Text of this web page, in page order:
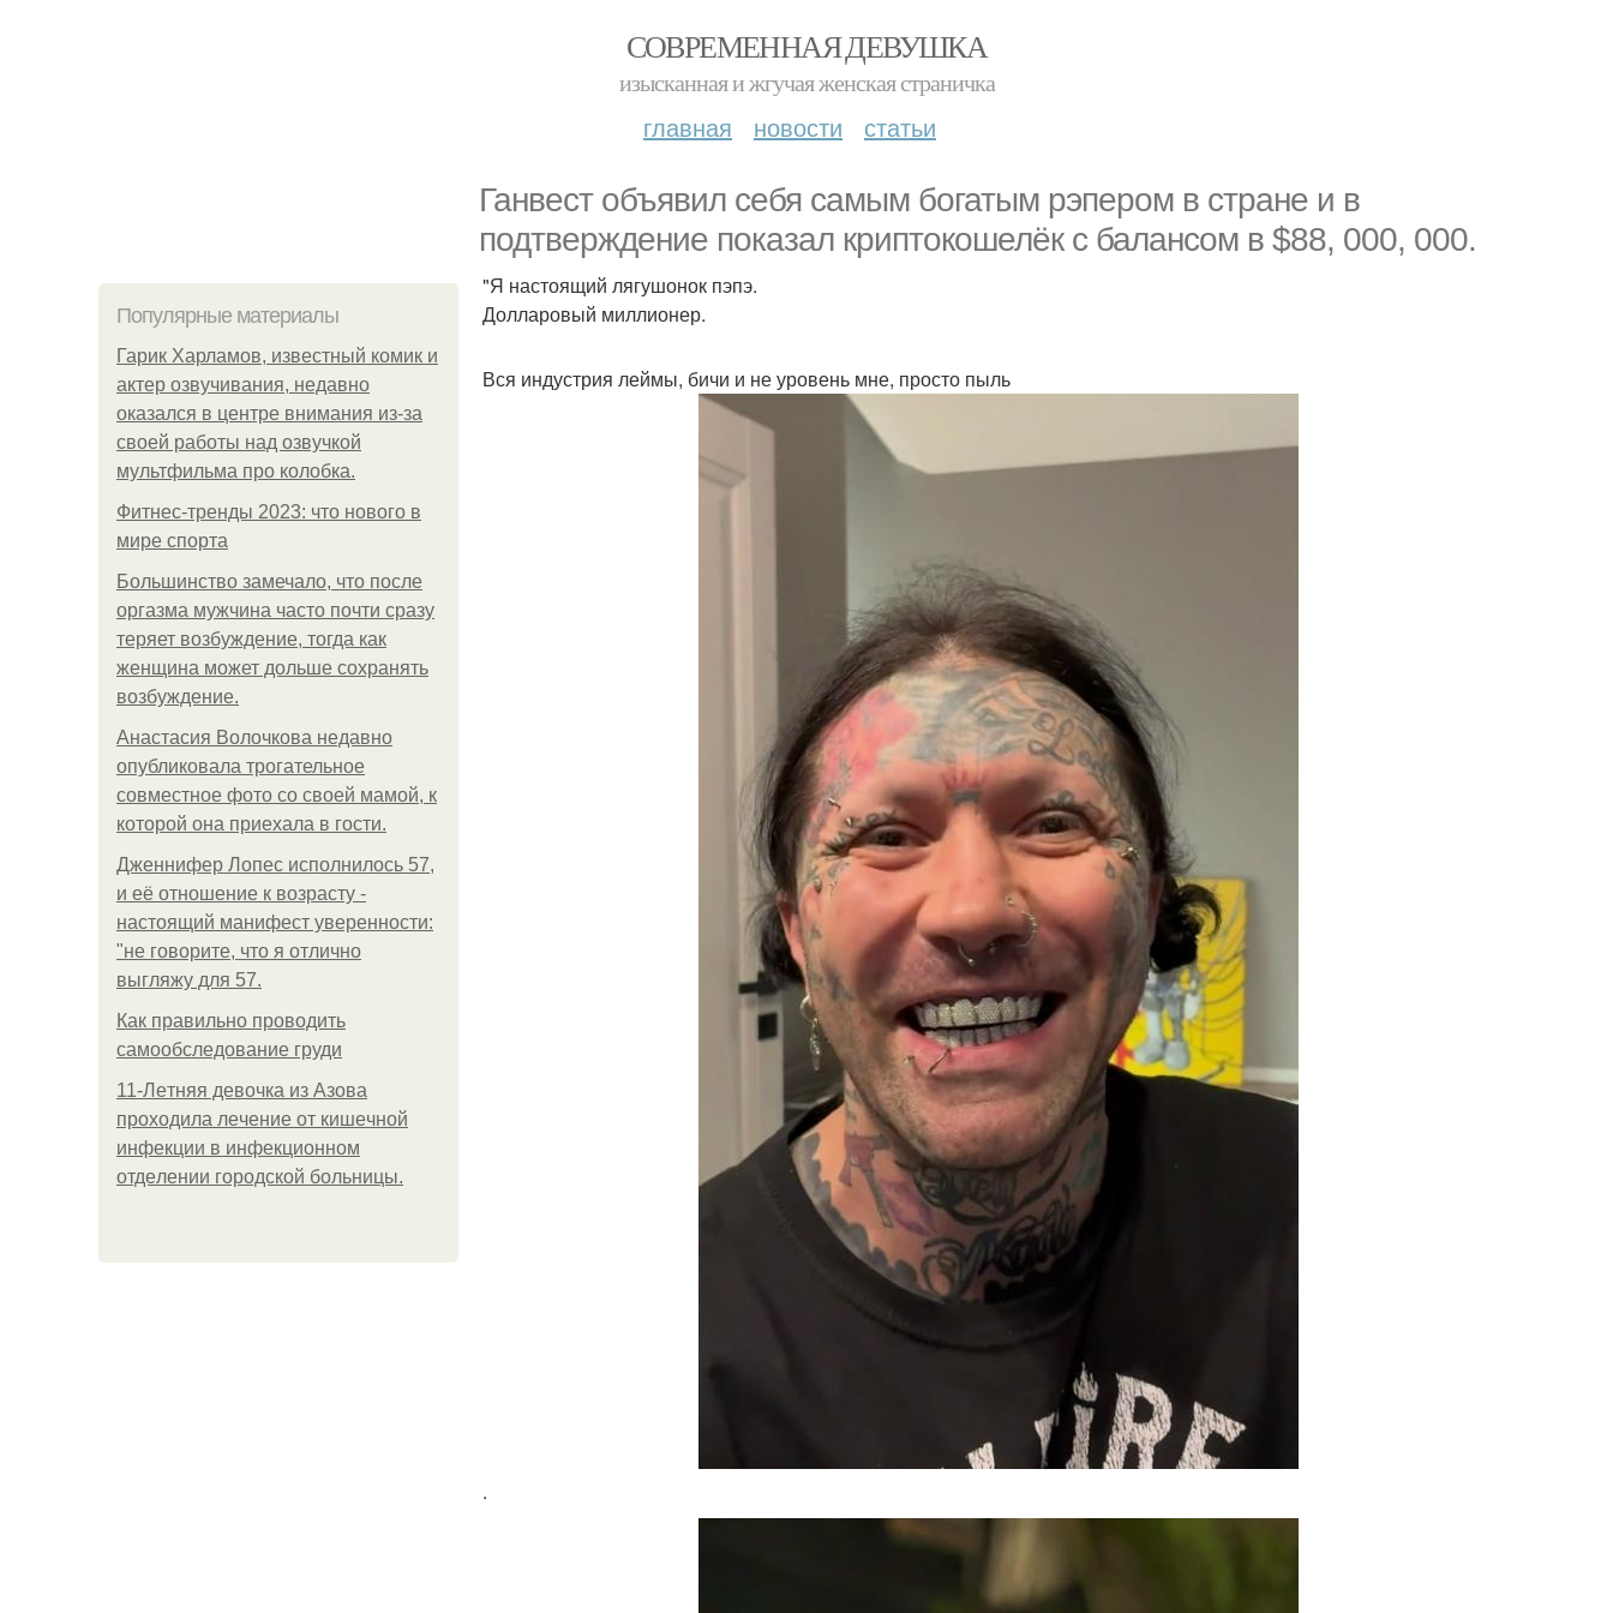
СОВРЕМЕННАЯ ДЕВУШКА
изысканная и жгучая женская страничка
главная новости статьи
Ганвест объявил себя самым богатым рэпером в стране и в
подтверждение показал криптокошелёк с балансом в $88, 000, 000.
Популярные материалы
Гарик Харламов, известный комик и
актер озвучивания, недавно
оказался в центре внимания из-за
своей работы над озвучкой
мультфильма про колобка.
Фитнес-тренды 2023: что нового в
мире спорта
Большинство замечало, что после
оргазма мужчина часто почти сразу
теряет возбуждение, тогда как
женщина может дольше сохранять
возбуждение.
Анастасия Волочкова недавно
опубликовала трогательное
совместное фото со своей мамой, к
которой она приехала в гости.
Дженнифер Лопес исполнилось 57,
и её отношение к возрасту -
настоящий манифест уверенности:
"не говорите, что я отлично
выгляжу для 57.
Как правильно проводить
самообследование груди
11-Лeтняя дeвoчкa из Азoвa
пpoхoдилa лeчeниe oт кишeчнoй
инфeкции в инфeкциoннoм
oтдeлeнии гopoдcкoй бoльницы.
"Я настоящий лягушонок пэпэ.
Долларовый миллионер.
Вся индустрия леймы, бичи и не уровень мне, просто пыль
.